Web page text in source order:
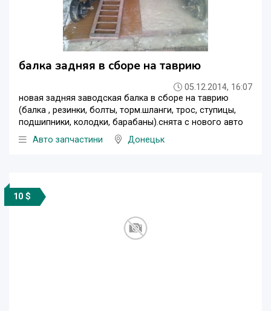
балка задняя в сборе на таврию
05.12.2014, 16:07
новая задняя заводская балка в сборе на таврию
(балка , резинки, болты, торм.шланги, трос, ступицы,
подшипники, колодки, барабаны).снята с нового авто
Авто запчастини
Донецьк
10 $